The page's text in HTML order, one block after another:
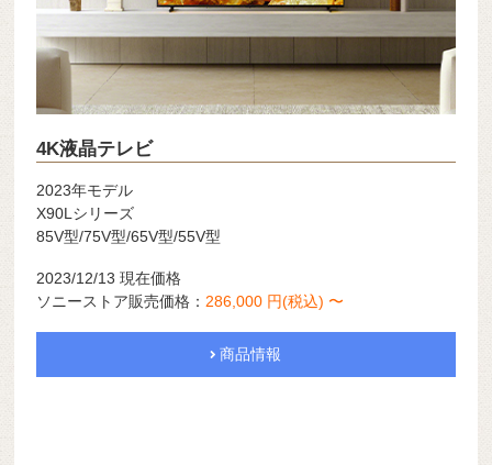
4K液晶テレビ
2023年モデル
X90Lシリーズ
85V型/75V型/65V型/55V型
2023/12/13 現在価格
ソニーストア販売価格： 286,000 円(税込) 〜
商品情報